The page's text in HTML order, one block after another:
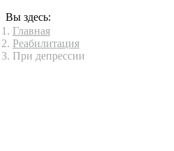
Вы здесь:
Главная
Реабилитация
При депрессии